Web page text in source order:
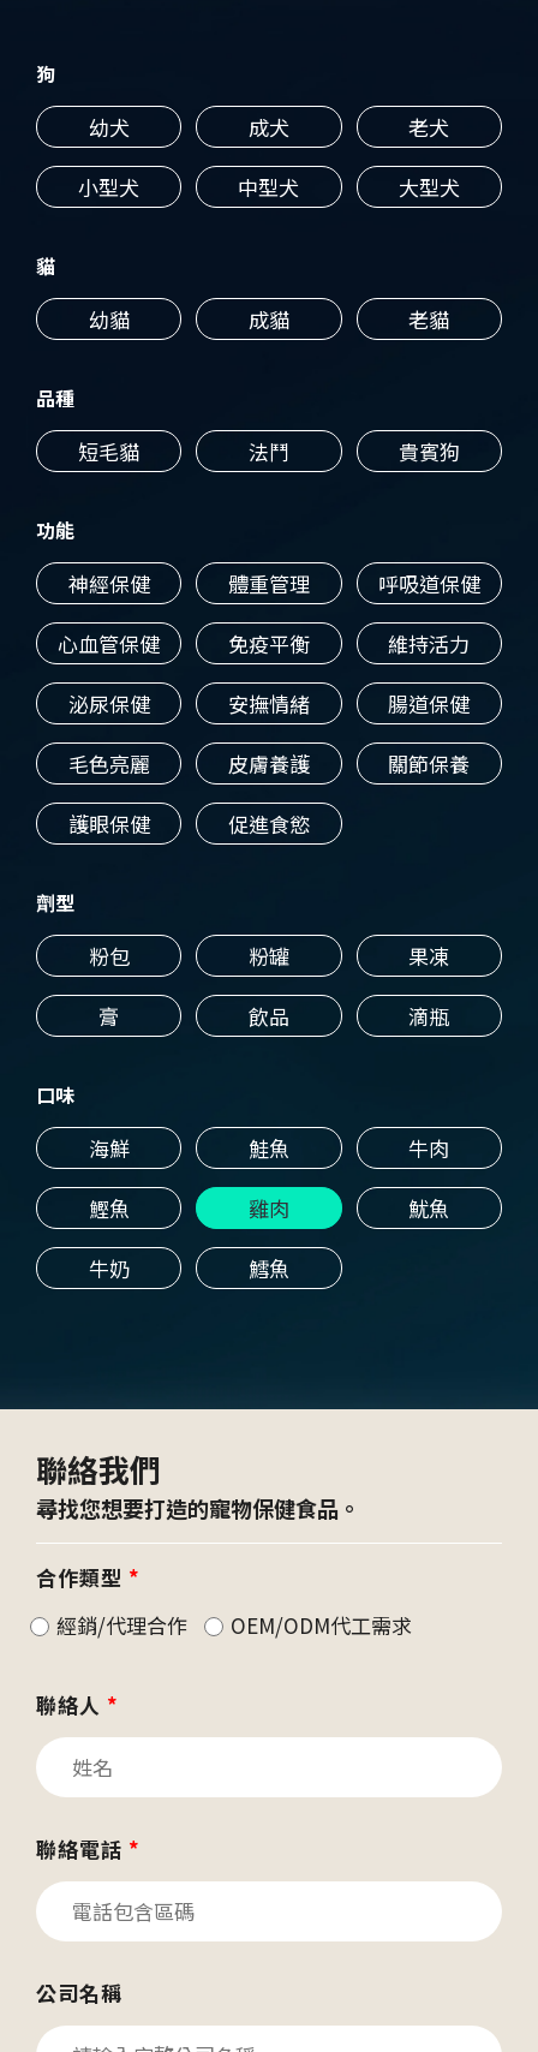
狗
幼犬 成犬
老犬
小型犬
中型犬 大型犬
貓
幼貓 成貓 老貓
品種
短毛貓 法鬥 貴賓狗
功能
神經保健 體重管理
呼吸道保健
心血管保健
免疫平衡
維持活力
泌尿保健
安撫情緒
腸道保健
毛色亮麗
皮膚養護
關節保養
護眼保健
促進食慾
劑型
粉包 粉罐
果凍
膏
飲品 滴瓶
口味
海鮮 鮭魚
牛肉
鰹魚
雞肉
魷魚
牛奶
鱈魚
聯絡我們
尋找您想要打造的寵物保健食品。
合作類型 *
經銷/代理合作
OEM/ODM代工需求
聯絡人 *
聯絡電話 *
公司名稱